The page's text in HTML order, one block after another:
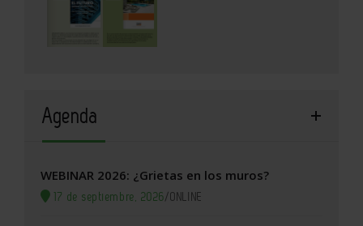
Agenda
WEBINAR 2026: ¿Grietas en los muros?
17 de septiembre, 2026/ONLINE